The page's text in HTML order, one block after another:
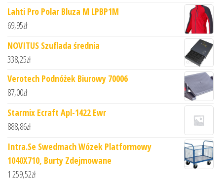
Lahti Pro Polar Bluza M LPBP1M
69,95zł
NOVITUS Szuflada średnia
338,25zł
Verotech Podnóżek Biurowy 70006
87,00zł
Starmix Ecraft Apl-1422 Ewr
888,86zł
Intra.Se Swedmach Wózek Platformowy
1040X710, Burty Zdejmowane
1 259,52zł